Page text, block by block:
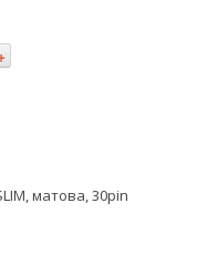
матова, 30pin